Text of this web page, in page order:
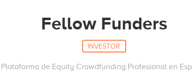
Fellow Funders
INVESTOR
Plataforma de Equity Crowdfunding Profesional en